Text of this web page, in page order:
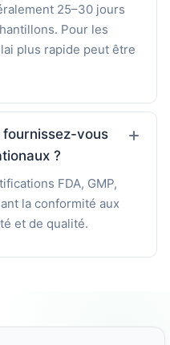
25–30 jours
Pour les
plus rapide peut être
vous
?
FDA, GMP,
la conformité aux
et de qualité.